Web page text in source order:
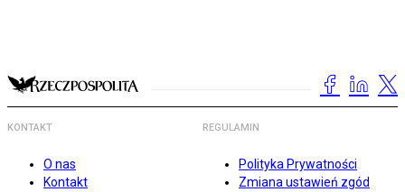
KONTAKT
O nas
Kontakt
REGULAMIN
Polityka Prywatności
Zmiana ustawień zgód